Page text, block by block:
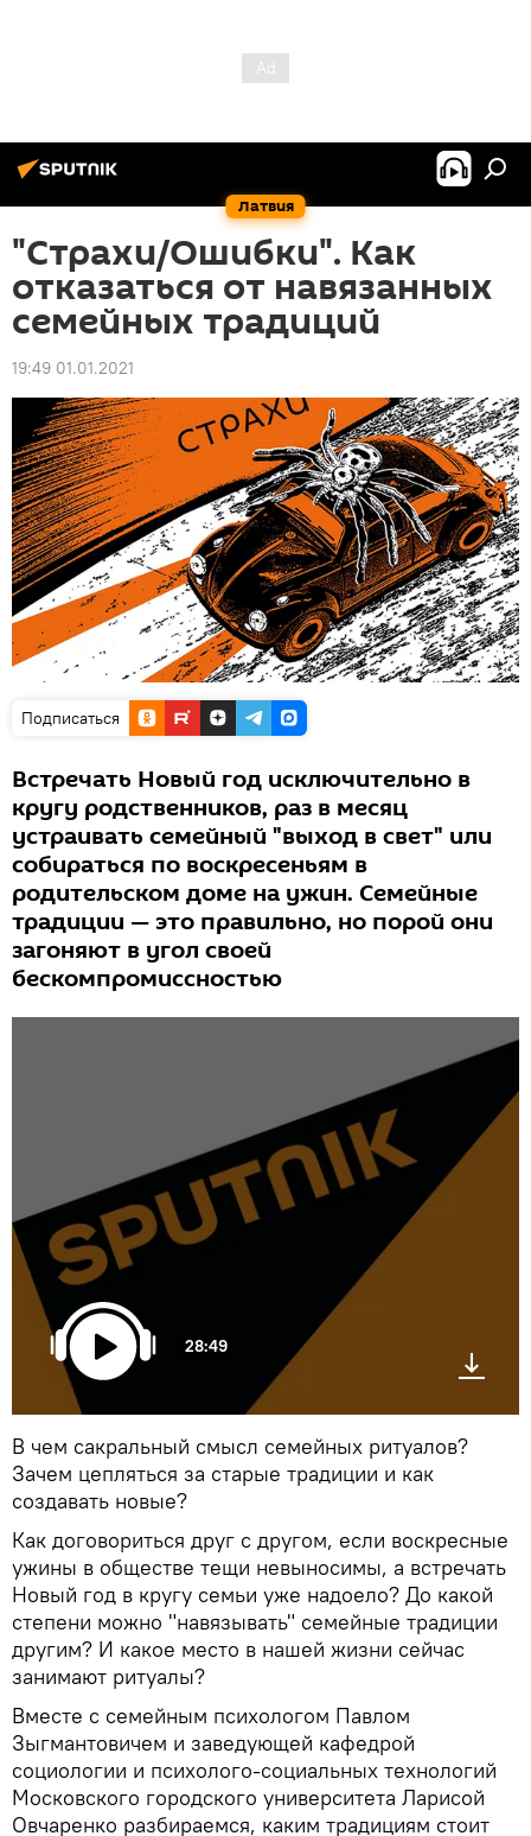
Латвия
"Страхи/Ошибки". Как
отказаться от навязанных
семейных традиций
19:49 01.01.2021
Подписаться
Встречать Новый год исключительно в
кругу родственников, раз в месяц
устраивать семейный "выход в свет" или
собираться по воскресеньям в
родительском доме на ужин. Семейные
традиции — это правильно, но порой они
загоняют в угол своей
бескомпромиссностью
28:49
В чем сакральный смысл семейных ритуалов?
Зачем цепляться за старые традиции и как
создавать новые?
Как договориться друг с другом, если воскресные
ужины в обществе тещи невыносимы, а встречать
Новый год в кругу семьи уже надоело? До какой
степени можно "навязывать" семейные традиции
другим? И какое место в нашей жизни сейчас
занимают ритуалы?
Вместе с семейным психологом Павлом
Зыгмантовичем и заведующей кафедрой
социологии и психолого-социальных технологий
Московского городского университета Ларисой
Овчаренко разбираемся, каким традициям стоит